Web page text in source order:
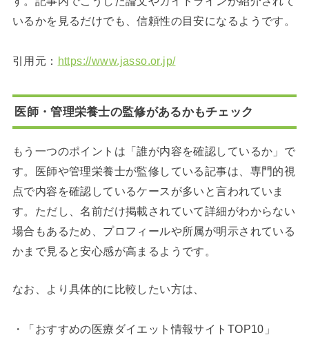
いるかを見るだけでも、信頼性の目安になるようです。
引用元： https://www.jasso.or.jp/
医師・管理栄養士の監修があるかもチェック
もう一つのポイントは「誰が内容を確認しているか」で
す。医師や管理栄養士が監修している記事は、専門的視
点で内容を確認しているケースが多いと言われていま
す。ただし、名前だけ掲載されていて詳細がわからない
場合もあるため、プロフィールや所属が明示されている
かまで見ると安心感が高まるようです。
なお、より具体的に比較したい方は、
・「おすすめの医療ダイエット情報サイトTOP10」